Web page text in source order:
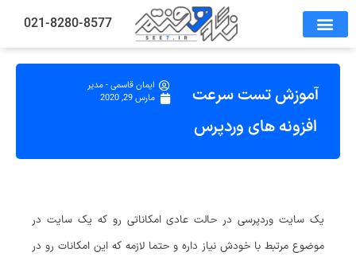
021-8280-8577
آموزش تست سرعت
افزونه های وردپرس
ایمان قاسمی - مدیر
مارس 29, 2020
یک سایت وردپرسی در حالت عادی امکاناتی رو که یک سایت در
موضوع مرتبط با خودش نیاز داره و حتما لازمه که این امکانات رو در